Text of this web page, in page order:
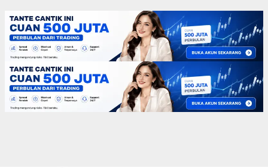
HOME
FILTER
BERITA
BIODATA
CERITA
CERPEN
EKSKLUSIF
FOTO
VIDEO
TIPS
MORE